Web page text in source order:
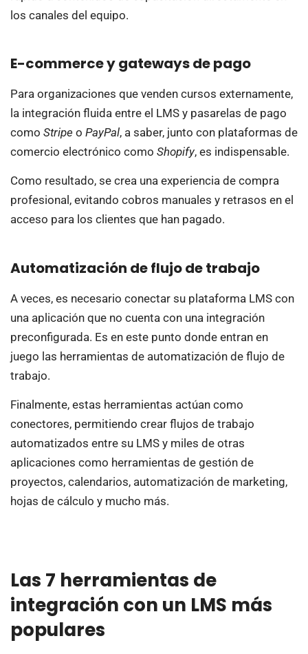
los canales del equipo.
E-commerce y gateways de pago
Para organizaciones que venden cursos externamente,
la integración fluida entre el LMS y pasarelas de pago
como Stripe o PayPal, a saber, junto con plataformas de
comercio electrónico como Shopify, es indispensable.
Como resultado, se crea una experiencia de compra
profesional, evitando cobros manuales y retrasos en el
acceso para los clientes que han pagado.
Automatización de flujo de trabajo
A veces, es necesario conectar su plataforma LMS con
una aplicación que no cuenta con una integración
preconfigurada. Es en este punto donde entran en
juego las herramientas de automatización de flujo de
trabajo.
Finalmente, estas herramientas actúan como
conectores, permitiendo crear flujos de trabajo
automatizados entre su LMS y miles de otras
aplicaciones como herramientas de gestión de
proyectos, calendarios, automatización de marketing,
hojas de cálculo y mucho más.
Las 7 herramientas de
integración con un LMS más
populares